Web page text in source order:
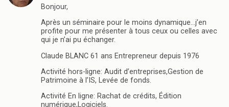
Bonjour,
Après un séminaire pour le moins dynamique…j’en
profite pour me présenter à tous ceux ou celles avec
qui je n’ai pu échanger.
Claude BLANC 61 ans Entrepreneur depuis 1976
Activité hors-ligne: Audit d’entreprises,Gestion de
Patrimoine à l’IS, Levée de fonds.
Activité En ligne: Rachat de crédits, Édition
numérique,Logiciels.